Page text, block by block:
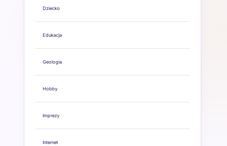
Dziecko
Edukacja
Geologia
Hobby
Imprezy
Internet